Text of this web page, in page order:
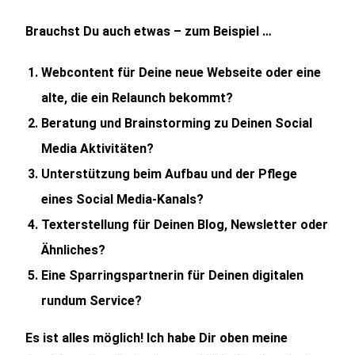
Brauchst Du auch etwas – zum Beispiel …
Webcontent für Deine neue Webseite oder eine
alte, die ein Relaunch bekommt?
Beratung und Brainstorming zu Deinen Social
Media Aktivitäten?
Unterstützung beim Aufbau und der Pflege
eines Social Media-Kanals?
Texterstellung für Deinen Blog, Newsletter oder
Ähnliches?
Eine Sparringspartnerin für Deinen digitalen
rundum Service?
Es ist alles möglich! Ich habe Dir oben meine